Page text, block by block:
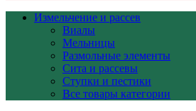
Измельчение и рассев
Виалы
Мельницы
Размольные элементы
Сита и рассевы
Ступки и пестики
Все товары категории